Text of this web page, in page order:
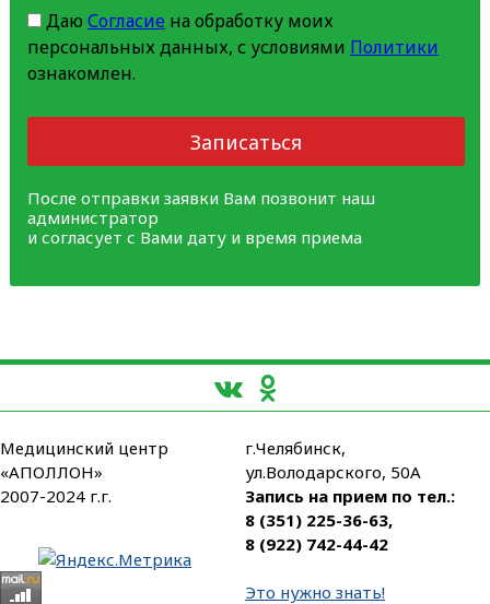
Даю Согласиена обработку моих
персональных данных, с условиями Политики
ознакомлен.
Записаться
После отправки заявки Вам позвонит наш
администратор
и согласует с Вами дату и время приема
Медицинский центр
«АПОЛЛОН»
2007-2024 г.г.
г.Челябинск,
ул.Володарского, 50А
Запись на прием по тел.:
8 (351) 225-36-63,
8 (922) 742-44-42
Это нужно знать!